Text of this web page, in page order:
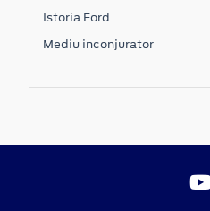
Istoria Ford
Mediu inconjurator